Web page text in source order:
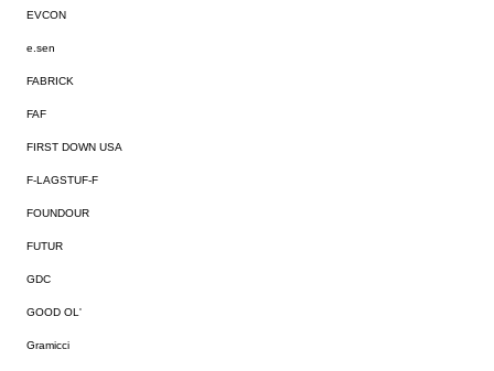
EVCON
e.sen
FABRICK
FAF
FIRST DOWN USA
F-LAGSTUF-F
FOUNDOUR
FUTUR
GDC
GOOD OL'
Gramicci